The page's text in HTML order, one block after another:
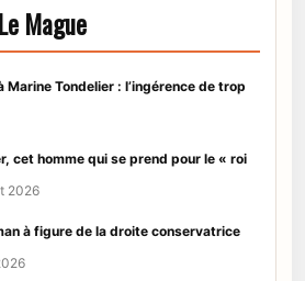
Mague
Marine Tondelier : l’ingérence de trop
cet homme qui se prend pour le « roi
2026
à figure de la droite conservatrice